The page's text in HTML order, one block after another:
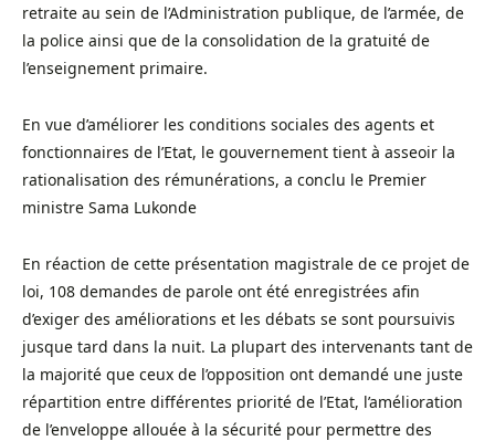
retraite au sein de l’Administration publique, de l’armée, de
la police ainsi que de la consolidation de la gratuité de
l’enseignement primaire.
En vue d’améliorer les conditions sociales des agents et
fonctionnaires de l’Etat, le gouvernement tient à asseoir la
rationalisation des rémunérations, a conclu le Premier
ministre Sama Lukonde
En réaction de cette présentation magistrale de ce projet de
loi, 108 demandes de parole ont été enregistrées afin
d’exiger des améliorations et les débats se sont poursuivis
jusque tard dans la nuit. La plupart des intervenants tant de
la majorité que ceux de l’opposition ont demandé une juste
répartition entre différentes priorité de l’Etat, l’amélioration
de l’enveloppe allouée à la sécurité pour permettre des